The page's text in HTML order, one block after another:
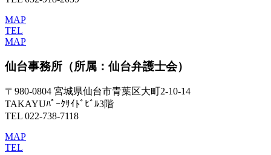
MAP
TEL
MAP
仙台事務所 （所属：仙台弁護士会）
〒980-0804 宮城県仙台市青葉区大町2-10-14
TAKAYUﾊﾟｰｸｻｲﾄﾞﾋﾞﾙ3階
TEL 022-738-7118
MAP
TEL